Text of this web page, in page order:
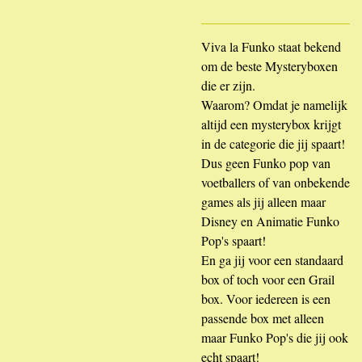
Viva la Funko staat bekend
om de beste Mysteryboxen
die er zijn.
Waarom? Omdat je namelijk
altijd een mysterybox krijgt
in de categorie die jij spaart!
Dus geen Funko pop van
voetballers of van onbekende
games als jij alleen maar
Disney en Animatie Funko
Pop's spaart!
En ga jij voor een standaard
box of toch voor een Grail
box. Voor iedereen is een
passende box met alleen
maar Funko Pop's die jij ook
echt spaart!